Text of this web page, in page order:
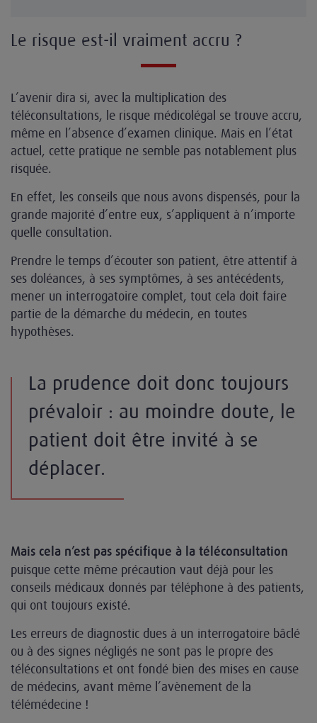
Le risque est-il vraiment accru ?
L’avenir dira si, avec la multiplication des
téléconsultations, le risque médicolégal se trouve accru,
même en l’absence d’examen clinique. Mais en l’état
actuel, cette pratique ne semble pas notablement plus
risquée.
En effet, les conseils que nous avons dispensés, pour la
grande majorité d’entre eux, s’appliquent à n’importe
quelle consultation.
Prendre le temps d’écouter son patient, être attentif à
ses doléances, à ses symptômes, à ses antécédents,
mener un interrogatoire complet, tout cela doit faire
partie de la démarche du médecin, en toutes
hypothèses.
La prudence doit donc toujours
prévaloir : au moindre doute, le
patient doit être invité à se
déplacer.
Mais cela n’est pas spécifique à la téléconsultation
puisque cette même précaution vaut déjà pour les
conseils médicaux donnés par téléphone à des patients,
qui ont toujours existé.
Les erreurs de diagnostic dues à un interrogatoire bâclé
ou à des signes négligés ne sont pas le propre des
téléconsultations et ont fondé bien des mises en cause
de médecins, avant même l’avènement de la
télémédecine !